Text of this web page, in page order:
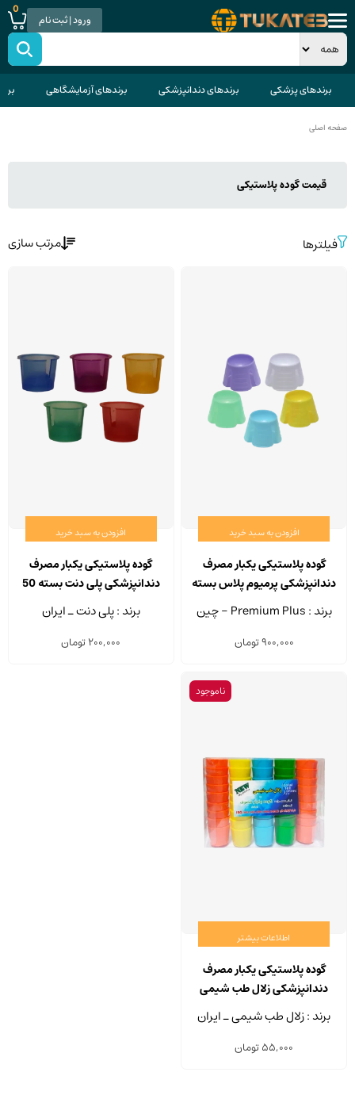
ورود | ثبت نام
0
برندهای پزشکی برندهای دندانپزشکی برندهای آزمایشگاهی
صفحه اصلی
قیمت گوده پلاستیکی
فیلترها مرتب سازی
افزودن به سبد خرید
گوده پلاستیکی یکبار مصرف
دندانپزشکی پرمیوم پلاس بسته
200 عددی
برند : Premium Plus - چین
900,000تومان
افزودن به سبد خرید
گوده پلاستیکی یکبار مصرف
دندانپزشکی پلی دنت بسته 50
عددی
برند : پلی دنت ـ ایران
200,000تومان
ناموجود
اطلاعات بیشتر
گوده پلاستیکی یکبار مصرف
دندانپزشکی زلال طب شیمی
برند : زلال طب شیمی ـ ایران
55,000تومان